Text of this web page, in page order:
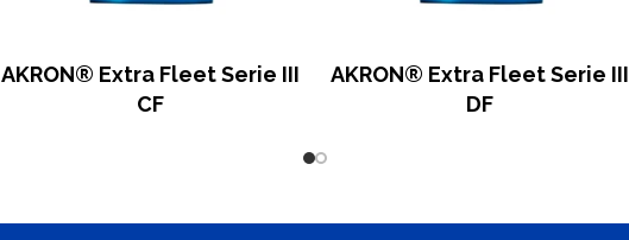
AKRON® Extra Fleet Serie III
CF
AKRON® Extra Fleet Serie III
DF